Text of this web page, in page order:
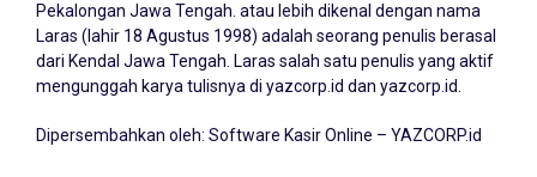
Pekalongan Jawa Tengah. atau lebih dikenal dengan nama
Laras (lahir 18 Agustus 1998) adalah seorang penulis berasal
dari Kendal Jawa Tengah. Laras salah satu penulis yang aktif
mengunggah karya tulisnya di yazcorp.id dan yazcorp.id
Dipersembahkan oleh: Software Kasir Online – YAZCORP.id